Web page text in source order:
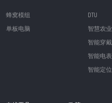
蜂窝模组
单板电脑
DTU
智慧农业
智能穿戴
智能电表
智能定位